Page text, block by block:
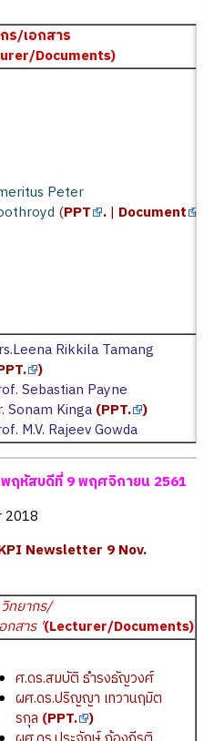
ร/เอกสาร
Documents)
Peter
(PPT . | Document
Rikkila Tamang
)
Sebastian Payne
Sonam Kinga(PPT. )
M.V. Rajeev Gowda
พฤหัสบดีที่ 9 พฤศจิกายน 2561
2018
Newsletter 9 Nov.
วิทยากร/
กสาร '(Lecturer/Documents)
ศ.ดร.สมบัติ ธำรงธัญวงศ์
ผศ.ดร.ปริญญา เทวานฤมิต
รกุล (PPT. )